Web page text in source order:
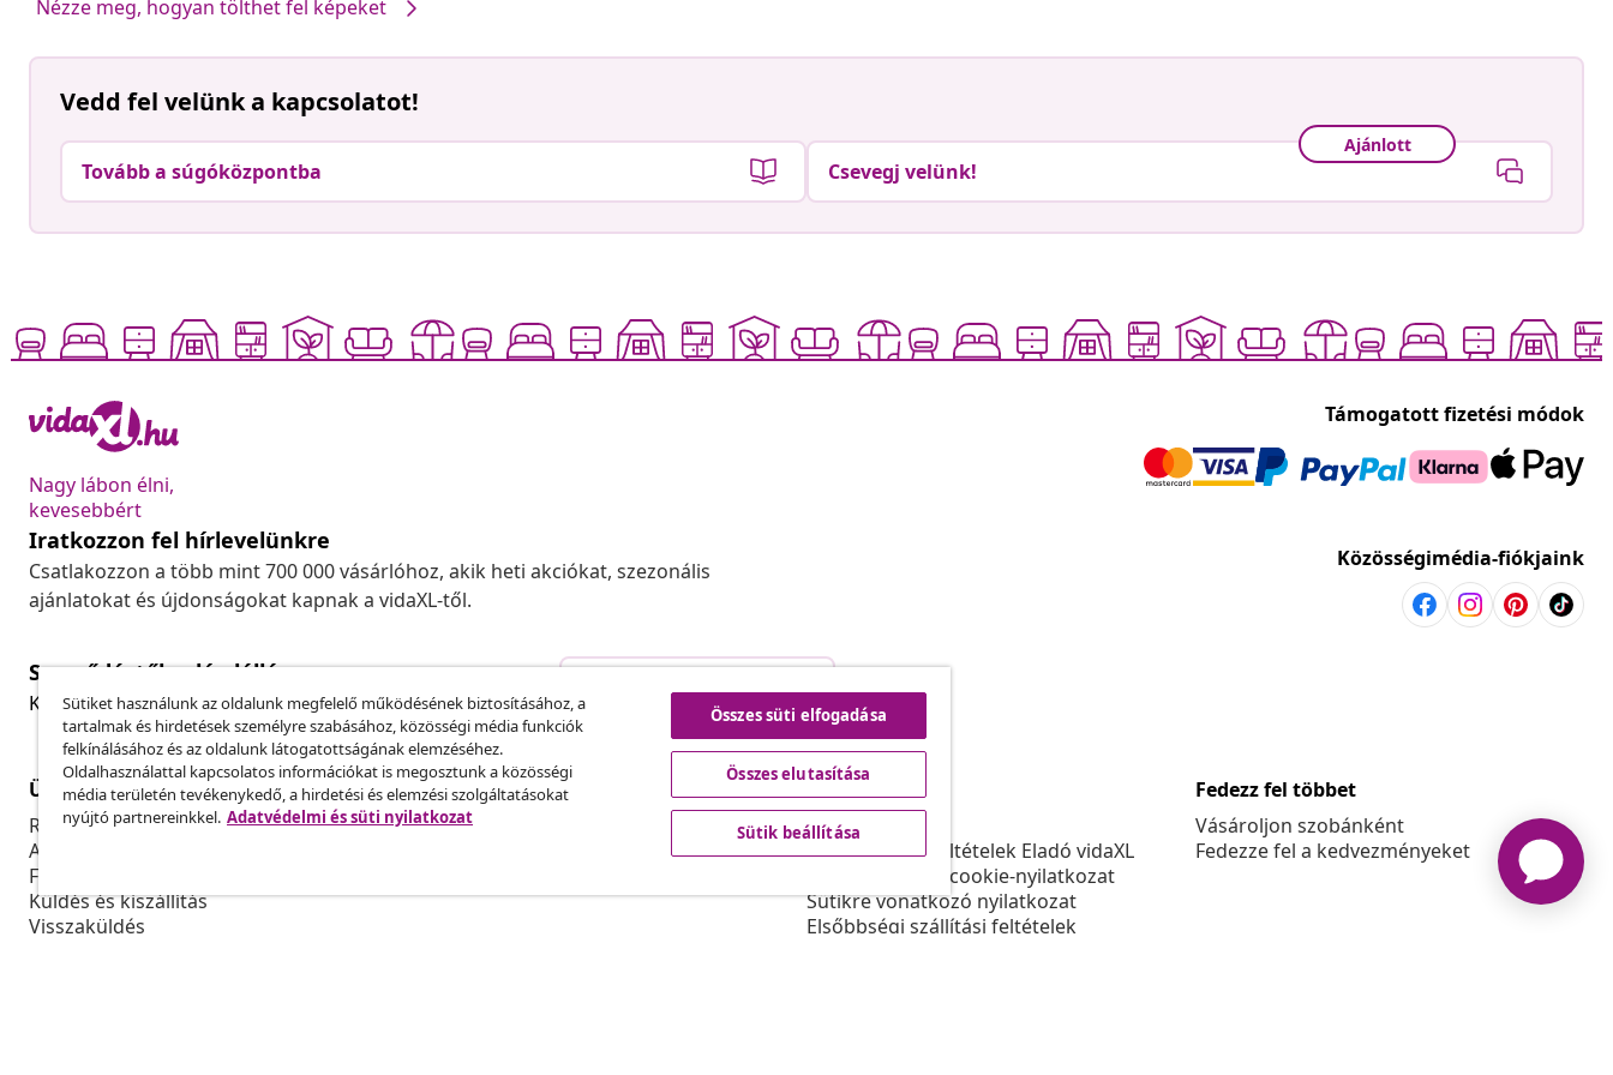
Nézze meg, hogyan tölthet fel képeket
Vedd fel velünk a kapcsolatot!
Tovább a súgóközpontba
Ajánlott
Csevegj velünk!
Nagy lábon élni,
kevesebbért
Támogatott fizetési módok
Iratkozzon fel hírlevelünkre
Csatlakozzon a több mint 700 000 vásárlóhoz, akik heti akciókat, szezonális
ajánlatokat és újdonságokat kapnak a vidaXL-től.
Közösségimédia-fiókjaink
Szerződéstől való elállás
Küldj be egy rendelés lemondására vonatkozó kérelmet.
Szerződéstől való elállás
Ügyfélszolgálat
Rendelés nyomon követése
A fiókom
Fizetés
Küldés és kiszállítás
Visszaküldés
Üzlet
Partnerprogram
vidaXL
A vidaXL-ről
Felhasználási feltételek Eladó vidaXL
Adatvédelmi és cookie-nyilatkozat
Sütikre vonatkozó nyilatkozat
Elsőbbségi szállítási feltételek
Fedezz fel többet
Vásároljon szobánként
Fedezze fel a kedvezményeket
Sütiket használunk az oldalunk megfelelő működésének biztosításához, a
tartalmak és hirdetések személyre szabásához, közösségi média funkciók
felkínálásához és az oldalunk látogatottságának elemzéséhez.
Oldalhasználattal kapcsolatos információkat is megosztunk a közösségi
média területén tevékenykedő, a hirdetési és elemzési szolgáltatásokat
nyújtó partnereinkkel. Adatvédelmi és süti nyilatkozat
Összes süti elfogadása
Összes elutasítása
Sütik beállítása